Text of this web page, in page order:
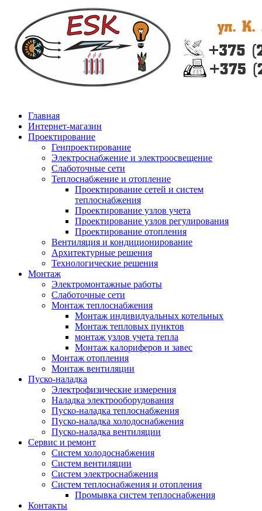
Главная
Интернет-магазин
Проектирование
Генпроектирование
Электроснабжение и электроосвещение
Слаботочные сети
Теплоснабжение и отопление
Проектирование сетей и систем
теплоснабжения
Проектирование узлов учета
Проектирование узлов регулирования
Проектирование отопления
Вентиляция и кондиционирование
Архитектурные решения
Технологические решения
Монтаж
Электромонтажные работы
Слаботочные сети
Монтаж теплоснабжения
Монтаж индивидуальных котельных
Монтаж тепловых пунктов
монтаж узлов учета тепла
Монтаж калориферов и завес
Монтаж отопления
Монтаж вентиляции
Пуско-наладка
Электрофизические измерения
Наладка электрооборудования
Пуско-наладка теплоснабжения
Пуско-наладка холодоснабжения
Пуско-наладка вентиляции
Сервис и ремонт
Систем холодоснабжения
Систем вентиляции
Систем электроснабжения
Систем теплоснабжения и отопления
Промывка систем теплоснабжения
Контакты